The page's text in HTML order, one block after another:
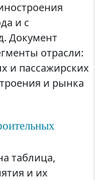
и с
Документ
отрасли:
и пассажирских
и рынка
таблица,
и их